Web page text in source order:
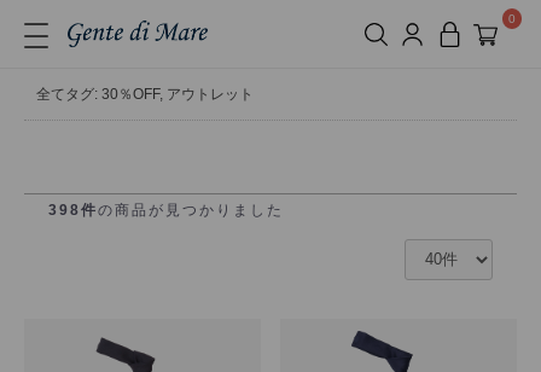
0
全て タグ: 30％OFF, アウトレット
398件の商品が見つかりました